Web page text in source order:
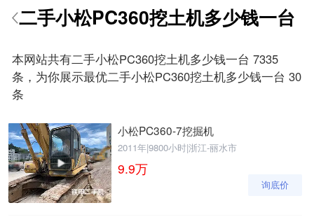
二手小松PC360挖土机多少钱一台
本网站共有二手小松PC360挖土机多少钱一台 7335
条，为你展示最优二手小松PC360挖土机多少钱一台 30
条
小松PC360-7挖掘机
2011年|9800小时|浙江-丽水市
9.9万
询底价
取
验
证
码
请输入手机号
交
即
表
示
您
同